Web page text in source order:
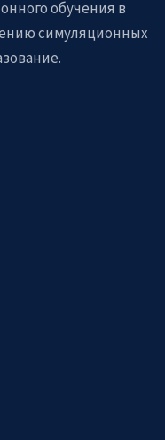
обучения в
симуляционных